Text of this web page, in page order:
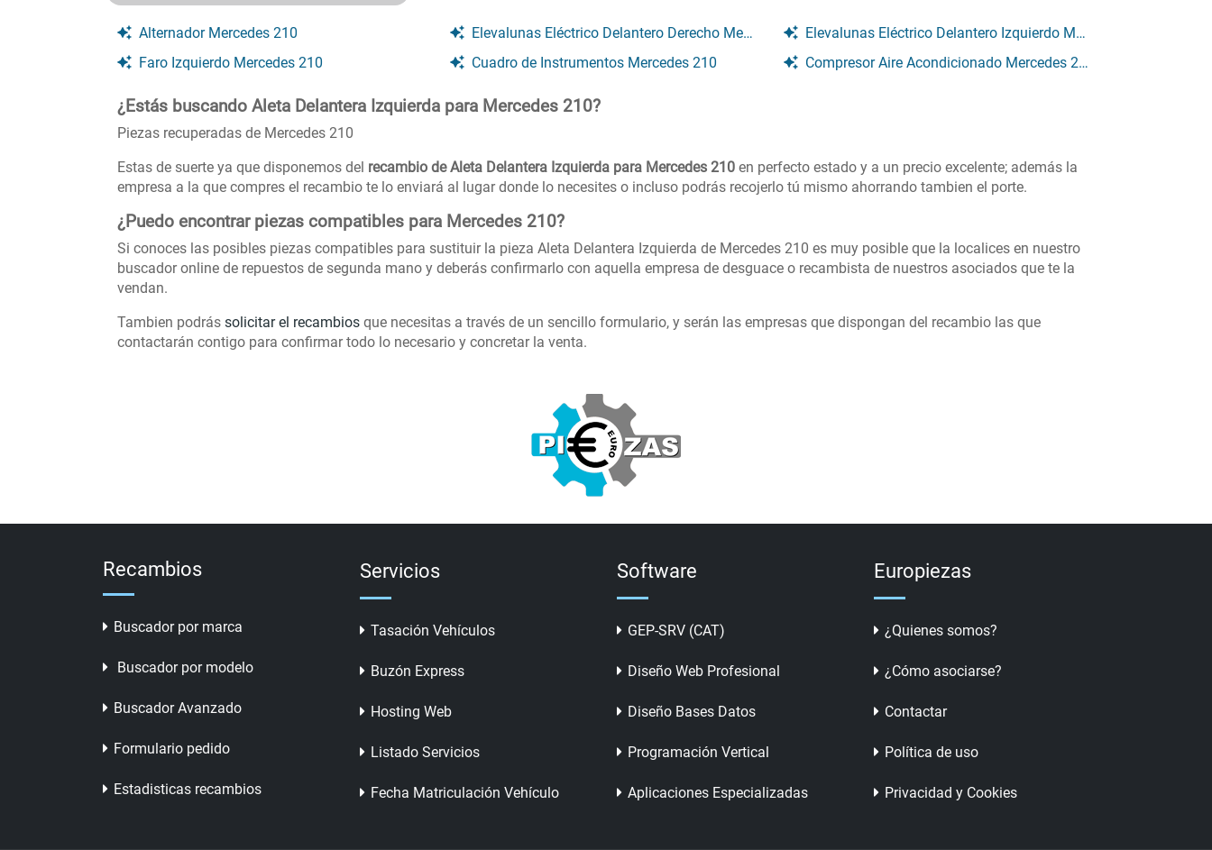
Alternador Mercedes 210 Elevalunas Eléctrico Delantero Derecho Mercedes 210
Elevalunas Eléctrico Delantero Izquierdo Mercedes 210
Faro Izquierdo Mercedes 210
Cuadro de Instrumentos Mercedes 210 Compresor Aire Acondicionado Mercedes 210
¿Estás buscando Aleta Delantera Izquierda para Mercedes 210?
Piezas recuperadas de Mercedes 210
Estas de suerte ya que disponemos del recambio de Aleta Delantera Izquierda para Mercedes 210 en perfecto estado y a un precio excelente; además la
empresa a la que compres el recambio te lo enviará al lugar donde lo necesites o incluso podrás recojerlo tú mismo ahorrando tambien el porte.
¿Puedo encontrar piezas compatibles para Mercedes 210?
Si conoces las posibles piezas compatibles para sustituir la pieza Aleta Delantera Izquierda de Mercedes 210 es muy posible que la localices en nuestro
buscador online de repuestos de segunda mano y deberás confirmarlo con aquella empresa de desguace o recambista de nuestros asociados que te la
vendan.
Tambien podrás solicitar el recambios que necesitas a través de un sencillo formulario, y serán las empresas que dispongan del recambio las que
contactarán contigo para confirmar todo lo necesario y concretar la venta.
Recambios
Buscador por marca
Buscador por modelo
Buscador Avanzado
Formulario pedido
Estadisticas recambios
Servicios
Tasación Vehículos
Buzón Express
Hosting Web
Listado Servicios
Fecha Matriculación Vehículo
Software
GEP-SRV (CAT)
Diseño Web Profesional
Diseño Bases Datos
Programación Vertical
Aplicaciones Especializadas
Europiezas
¿Quienes somos?
¿Cómo asociarse?
Contactar
Política de uso
Privacidad y Cookies